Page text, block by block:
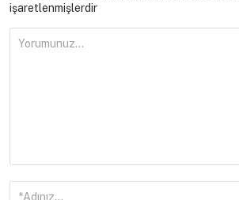
işaretlenmişlerdir